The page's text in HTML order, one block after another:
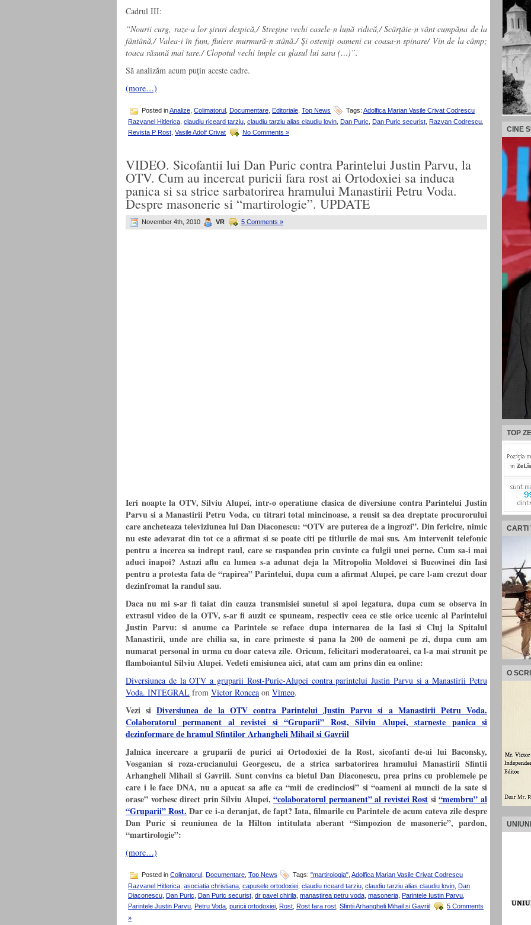
Cadrul III:
“Nourii curg, raze-a lor şiruri despică,/ Streşine vechi casele-n lună ridică,/ Scârţâie-n vânt cumpăna de la
fântână,/ Valea-i în fum, fluiere murmură-n stână./ Şi osteniţi oameni cu coasa-n spinare/ Vin de la câmp;
toaca răsună mai tare./ Clopotul vechi împle cu glasul lui sara (…)”.
Să analizăm acum puţin aceste cadre.
(more…)
Posted inAnalize Colimatorul Documentare Editoriale Top News Tags: Adolfica Marian Vasile Crivat Codrescu
Razvanel Hitlerica claudiu riceard tarziu claudiu tarziu alias claudiu lovin Dan Puric Dan Puric securist Razvan Codrescu
Revista P Rost Vasile Adolf Crivat No Comments »
VIDEO. Sicofantii lui Dan Puric contra Parintelui Justin Parvu, la
OTV. Cum au incercat puricii fara rost ai Ortodoxiei sa induca
panica si sa strice sarbatorirea hramului Manastirii Petru Voda.
Despre masonerie si “martirologie”. UPDATE
November 4th, 2010 VR 5 Comments »
Ieri noapte la OTV, Silviu Alupei, intr-o operatiune clasica de diversiune contra Parintelui Justin
Parvu si a Manastirii Petru Voda, cu titrari total mincinoase, a reusit sa dea dreptate procurorului
care ancheteaza televiziunea lui Dan Diaconescu: “OTV are puterea de a ingrozi”. Din fericire, nimic
nu este adevarat din tot ce a afirmat si se poate citi pe titlurile de mai sus. Am intervenit telefonic
pentru a incerca sa indrept raul, care se raspandea prin cuvinte ca fulgii unei perne. Cum sa-i mai
aduci inapoi? Astazi aflu ca lumea s-a adunat deja la Mitropolia Moldovei si Bucovinei din Iasi
pentru a protesta fata de “rapirea” Parintelui, dupa cum a afirmat Alupei, pe care l-am crezut doar
dezinfromat la randul sau.
Daca nu mi s-ar fi taiat din cauza transmisiei sunetul si apoi legatura, dupa cum se observa in
extrasul video de la OTV, s-ar fi auzit ce spuneam, respectiv ceea ce stie orice ucenic al Parintelui
Justin Parvu: si anume ca Parintele se reface dupa internarea de la Iasi si Cluj la Spitalul
Manastirii, unde are chilia sa, in care primeste si pana la 200 de oameni pe zi, dupa cum am
numarat personal in urma cu doar cateva zile. Oricum, felicitari moderatoarei, ca l-a mai strunit pe
flamboiantul Silviu Alupei. Vedeti emisiunea aici, atat cam am prins din ea online:
Diversiunea de la OTV a gruparii Rost-Puric-Alupei contra parintelui Justin Parvu si a Manastirii Petru
Voda. INTEGRAL from Victor Roncea on Vimeo.
Vezi siDiversiunea de la OTV contra Parintelui Justin Parvu si a Manastirii Petru Voda.
Colaboratorul permanent al revistei si “Gruparii” Rost, Silviu Alupei, starneste panica si
dezinformare de hramul Sfintilor Arhangheli Mihail si Gavriil
Jalnica incercare a gruparii de purici ai Ortodoxiei de la Rost, sicofanti de-ai lui Baconsky,
Vosganian si roza-crucianului Georgescu, de a strica sarbatorirea hramului Manastirii Sfintii
Arhangheli Mihail si Gavriil. Sunt convins ca bietul Dan Diaconescu, prea prins cu problemele pe
care i le face DNA, nu a apucat sa afle ca “mii de credinciosi” si “oameni ai muncii de la sate si
orase” vorbesc direct prin Silviu Alupei,“colaboratorul permanent” al revistei Rost si“membru” al
“Gruparii” Rost. Dar ce i-a deranjat, de fapt? Iata, filmarile cu Parintele de acum cateva zile despre
Dan Puric si reuniunea de la Hilton intitulata aberant “Simpozion de masonerie”, pardon,
“martirologie”:
(more…)
Posted in Colimatorul Documentare Top News Tags: "martirologia" Adolfica Marian Vasile Crivat Codrescu
Razvanel Hitlerica asociatia christiana capusele ortodoxiei claudiu riceard tarziu claudiu tarziu alias claudiu lovin Dan
Diaconescu Dan Puric Dan Puric securist dr pavel chirila manastirea petru voda masoneria Parintele Iustin Parvu
Parintele Justin Parvu Petru Voda puricii ortodoxiei Rost Rost fara rost Sfintii Arhangheli Mihail si Gavriil
5 Comments
»
CINE
TOP
CARTI
O